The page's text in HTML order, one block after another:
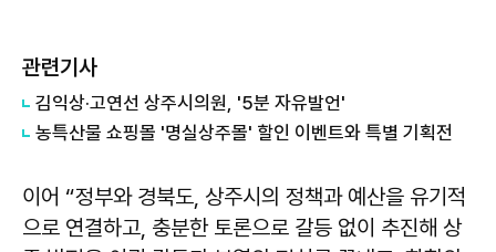
관련기사
김익상·고연선 상주시의원, '5분 자유발언'
농특산물 쇼핑몰 '명실상주몰' 할인 이벤트와 특별 기획전
이어 “정부와 경북도, 상주시의 정책과 예산을 유기적
으로 연결하고, 충분한 토론으로 갈등 없이 추진해 상